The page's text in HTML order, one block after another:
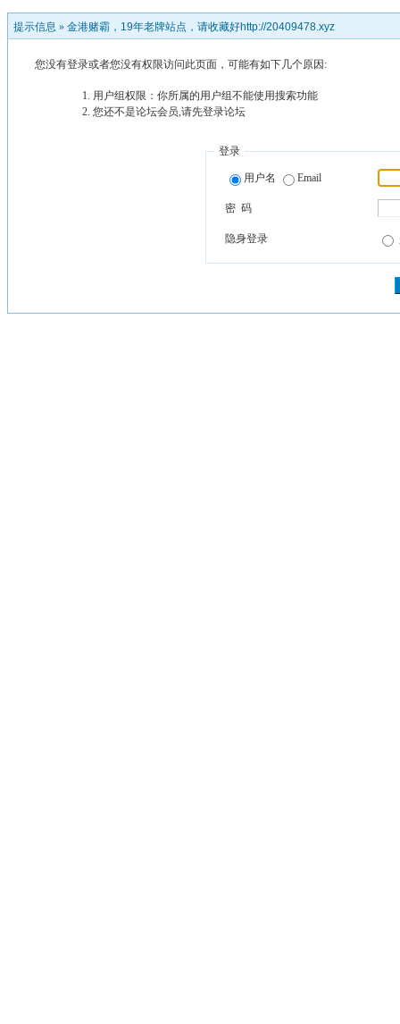
提示信息 » 金港赌霸，19年老牌站点，请收藏好http://20409478.xyz
您没有登录或者您没有权限访问此页面，可能有如下几个原因:
用户组权限：你所属的用户组不能使用搜索功能
您还不是论坛会员,请先登录论坛
登录
用户名 Email
密 码
隐身登录